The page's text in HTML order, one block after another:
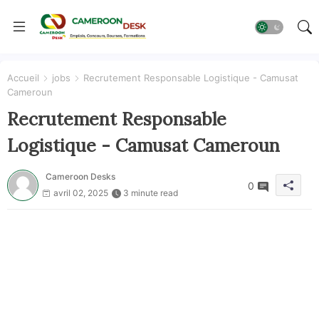
Accueil jobs
Recrutement Responsable Logistique - Camusat
Cameroun
Recrutement Responsable
Logistique - Camusat Cameroun
Cameroon Desks
avril 02, 2025
3 minute read
0